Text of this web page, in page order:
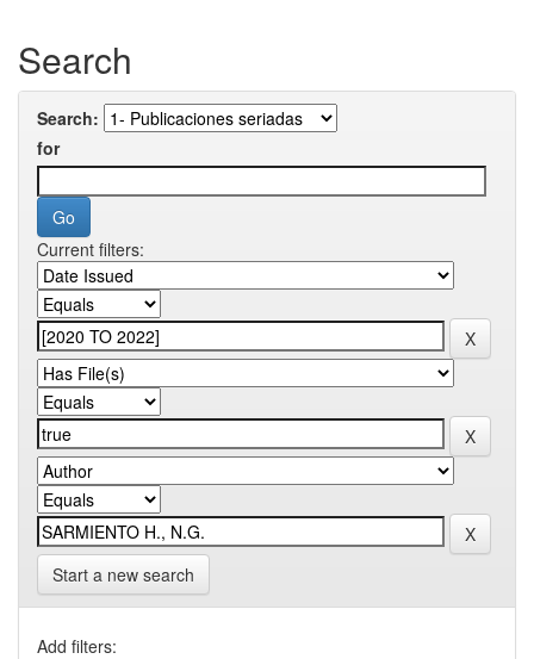
Search
Search:
for
Current filters:
Start a new search
Add filters: